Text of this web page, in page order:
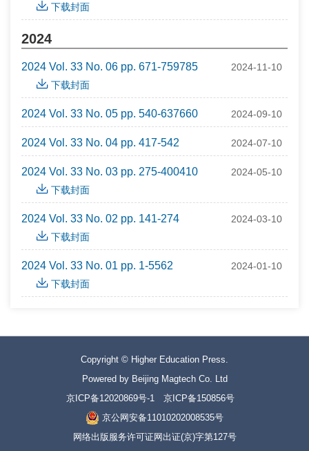
下载封面
2024
2024 Vol. 33 No. 06 pp. 671-759785
2024-11-10
下载封面
2024 Vol. 33 No. 05 pp. 540-637660 2024-09-10
2024 Vol. 33 No. 04 pp. 417-542 2024-07-10
2024 Vol. 33 No. 03 pp. 275-400410
2024-05-10
下载封面
2024 Vol. 33 No. 02 pp. 141-274
2024-03-10
下载封面
2024 Vol. 33 No. 01 pp. 1-5562
2024-01-10
下载封面
Copyright © Higher Education Press.
Powered by Beijing Magtech Co. Ltd
京ICP备12020869号-1
京ICP备150856号
京公网安备11010202008535号
网络出版服务许可证网出证(京)字第127号